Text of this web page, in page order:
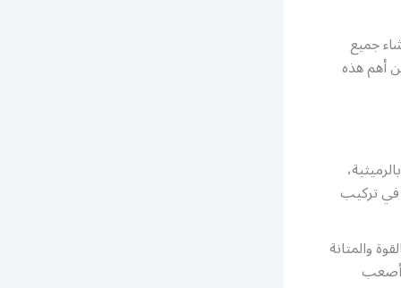
جميع
أهم هذه
في تركيب
والمتانة
أصعب